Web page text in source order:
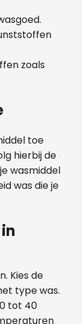
zoals
toe
hierbij de
wasmiddel
was die je
Kies de
type was.
tot 40